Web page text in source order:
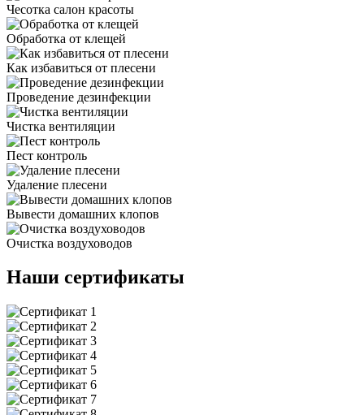
Чесотка салон красоты
Обработка от клещей
Как избавиться от плесени
Проведение дезинфекции
Чистка вентиляции
Пест контроль
Удаление плесени
Вывести домашних клопов
Очистка воздуховодов
Наши сертификаты